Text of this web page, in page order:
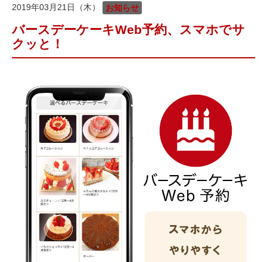
2019年03月21日（木） お知らせ
バースデーケーキWeb予約、スマホでサ
クッと！